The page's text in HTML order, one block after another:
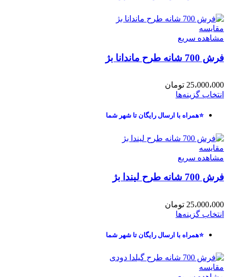
مقایسه
مشاهده سریع
فرش 700 شانه طرح ماندانا بژ
25،000،000 تومان
انتخاب گزینه‌ها
⭐همراه با ارسال رایگان تا شهر شما
مقایسه
مشاهده سریع
فرش 700 شانه طرح لیندا بژ
25،000،000 تومان
انتخاب گزینه‌ها
⭐همراه با ارسال رایگان تا شهر شما
مقایسه